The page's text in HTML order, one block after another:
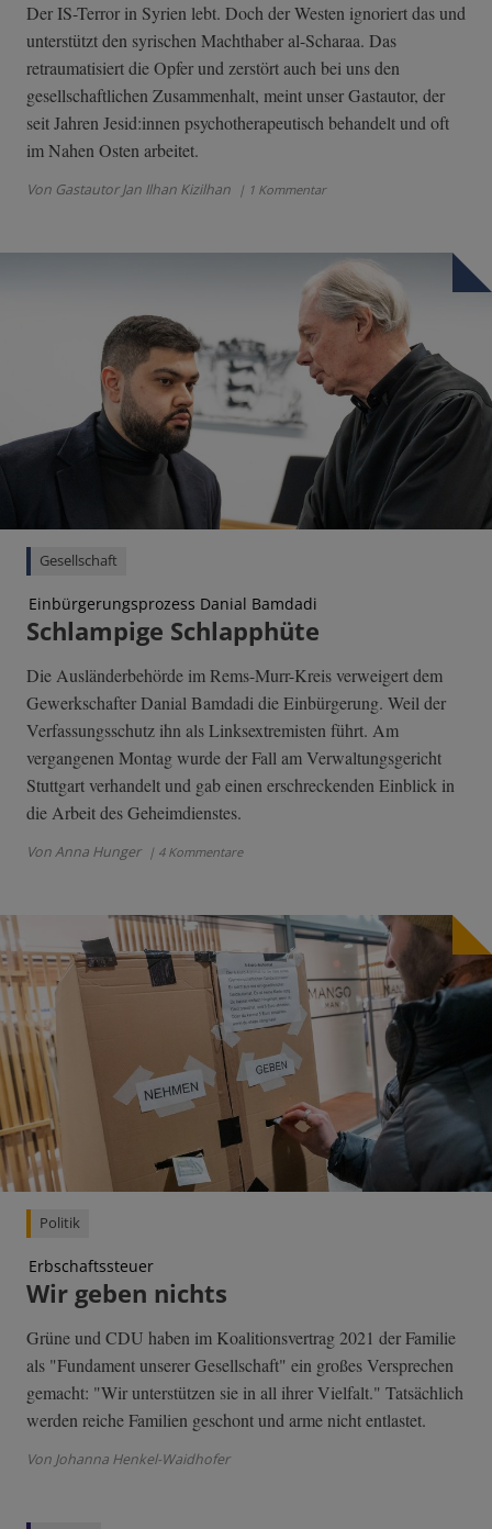
Der IS-Terror in Syrien lebt. Doch der Westen ignoriert das und
unterstützt den syrischen Machthaber al-Scharaa. Das
retraumatisiert die Opfer und zerstört auch bei uns den
gesellschaftlichen Zusammenhalt, meint unser Gastautor, der
seit Jahren Jesid:innen psychotherapeutisch behandelt und oft
im Nahen Osten arbeitet.
Von Gastautor Jan Ilhan Kizilhan | 1 Kommentar
Gesellschaft
Einbürgerungsprozess Danial Bamdadi
Schlampige Schlapphüte
Die Ausländerbehörde im Rems-Murr-Kreis verweigert dem
Gewerkschafter Danial Bamdadi die Einbürgerung. Weil der
Verfassungsschutz ihn als Linksextremisten führt. Am
vergangenen Montag wurde der Fall am Verwaltungsgericht
Stuttgart verhandelt und gab einen erschreckenden Einblick in
die Arbeit des Geheimdienstes.
Von Anna Hunger | 4 Kommentare
Politik
Erbschaftssteuer
Wir geben nichts
Grüne und CDU haben im Koalitionsvertrag 2021 der Familie
als "Fundament unserer Gesellschaft" ein großes Versprechen
gemacht: "Wir unterstützen sie in all ihrer Vielfalt." Tatsächlich
werden reiche Familien geschont und arme nicht entlastet.
Von Johanna Henkel-Waidhofer